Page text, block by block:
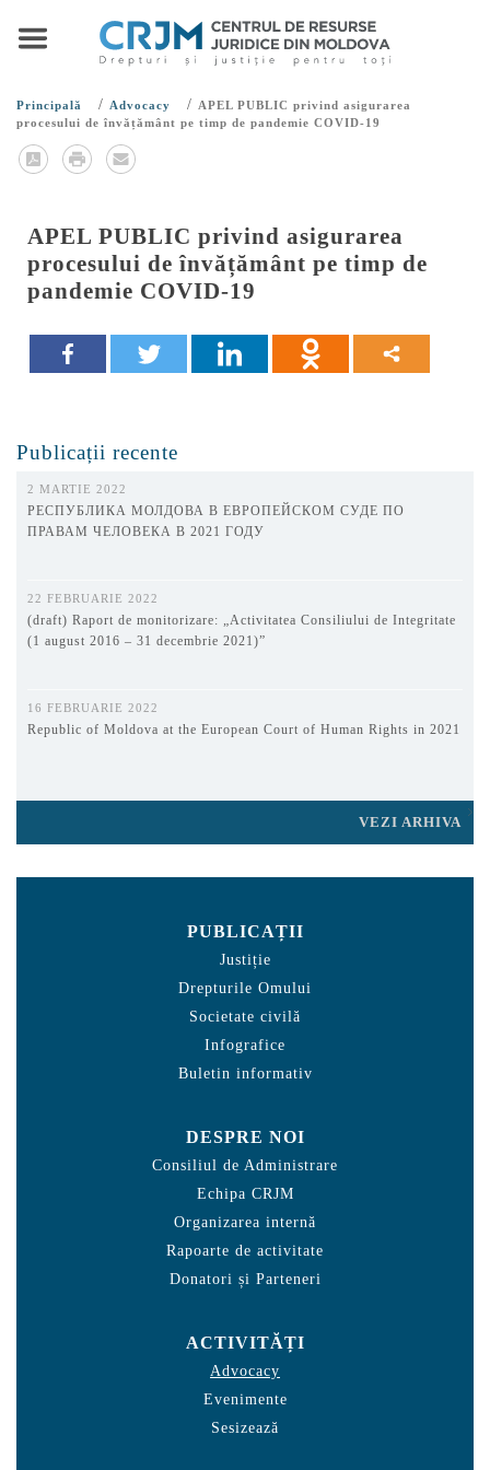
Principală / Advocacy / APEL PUBLIC privind asigurarea
procesului de învățământ pe timp de pandemie COVID-19
APEL PUBLIC privind asigurarea
procesului de învățământ pe timp de
pandemie COVID-19
Publicații recente
2 MARTIE 2022
РЕСПУБЛИКА МОЛДОВА В ЕВРОПЕЙСКОМ СУДЕ ПО
ПРАВАМ ЧЕЛОВЕКА В 2021 ГОДУ
22 FEBRUARIE 2022
(draft) Raport de monitorizare: „Activitatea Consiliului de Integritate
(1 august 2016 – 31 decembrie 2021)”
16 FEBRUARIE 2022
Republic of Moldova at the European Court of Human Rights in 2021
VEZI ARHIVA
PUBLICAȚII
Justiție
Drepturile Omului
Societate civilă
Infografice
Buletin informativ
DESPRE NOI
Consiliul de Administrare
Echipa CRJM
Organizarea internă
Rapoarte de activitate
Donatori și Parteneri
ACTIVITĂȚI
Advocacy
Evenimente
Sesizează